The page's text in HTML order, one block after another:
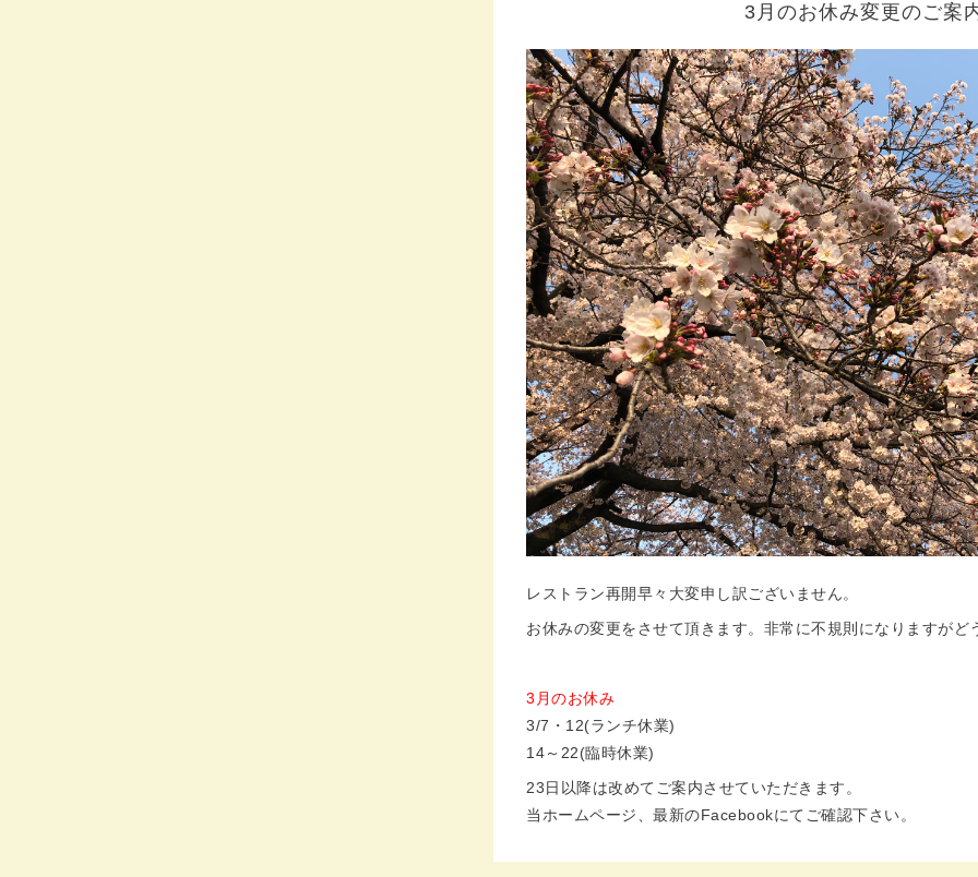
3月のお休み変更のご案
レストラン再開早々大変申し訳ございません。
お休みの変更をさせて頂きます。非常に不規則になりますがど
3月のお休み
3/7・12(ランチ休業)
14～22(臨時休業)
23日以降は改めてご案内させていただきます。
当ホームページ、最新のFacebookにてご確認下さい。